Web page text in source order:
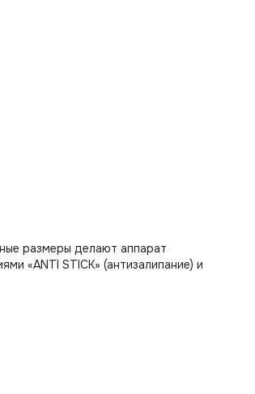
размеры делают аппарат
«ANTI STICK» (антизалипание) и